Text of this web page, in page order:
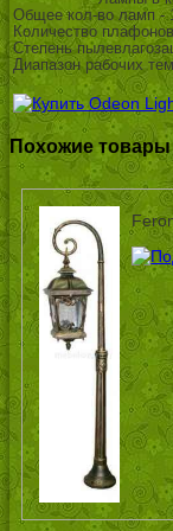
Общее кол-во ламп -
Количество
Степень
Диапазон рабочих
Похожие товары